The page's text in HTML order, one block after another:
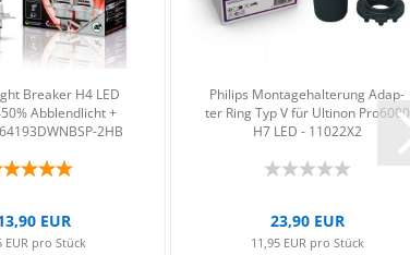
Brea­ker H4 LED
Ab­blend­licht +
​​​2HB
EUR
EUR pro Stück
Phil­ips Mon­ta­ge­hal­te­rung Ad­ap­
ter Ring Typ V für Ul­ti­non Pro6000
H7 LED - 11022X2
23,90 EUR
11,95 EUR pro Stück